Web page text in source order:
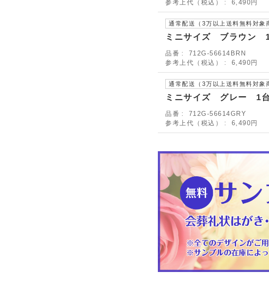
参考上代（税込）
6,490円
通常配送（3万以上送料無料対
ミニサイズ ブラウン
品番
712G-56614BRN
参考上代（税込）
6,490円
通常配送（3万以上送料無料対
ミニサイズ グレー 1台
品番
712G-56614GRY
参考上代（税込）
6,490円